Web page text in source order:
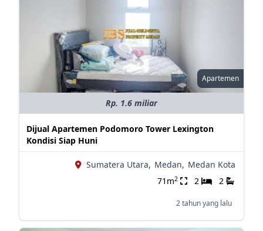
Apartemen
Rp. 1.6 miliar
Dijual Apartemen Podomoro Tower Lexington
Kondisi Siap Huni
Sumatera Utara, Medan, Medan Kota
71m2 2 2
2 tahun yang lalu